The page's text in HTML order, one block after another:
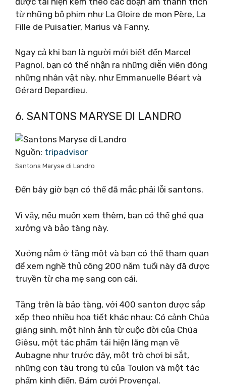
từ những bộ phim như La Gloire de mon Père, La
Fille de Puisatier, Marius và Fanny.
Ngay cả khi bạn là người mới biết đến Marcel
Pagnol, bạn có thể nhận ra những diễn viên đóng
những nhân vật này, như Emmanuelle Béart và
Gérard Depardieu.
6. SANTONS MARYSE DI LANDRO
Nguồn: tripadvisor
Santons Maryse di Landro
Đến bây giờ bạn có thể đã mắc phải lỗi santons.
Vì vậy, nếu muốn xem thêm, bạn có thể ghé qua
xưởng và bảo tàng này.
Xưởng nằm ở tầng một và bạn có thể tham quan
để xem nghề thủ công 200 năm tuổi này đã được
truyền từ cha mẹ sang con cái.
Tầng trên là bảo tàng, với 400 santon được sắp
xếp theo nhiều họa tiết khác nhau: Có cảnh Chúa
giáng sinh, một hình ảnh từ cuộc đời của Chúa
Giêsu, một tác phẩm tái hiện lãng mạn về
Aubagne như trước đây, một trò chơi bi sắt,
những con tàu trong tù của Toulon và một tác
phẩm kinh điển. Đám cưới Provençal.